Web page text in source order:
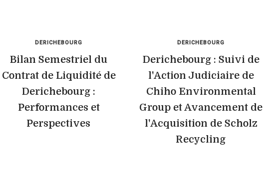
DERICHEBOURG
Bilan Semestriel du
Contrat de Liquidité de
Derichebourg :
Performances et
Perspectives
DERICHEBOURG
Derichebourg : Suivi de
l'Action Judiciaire de
Chiho Environmental
Group et Avancement de
l'Acquisition de Scholz
Recycling